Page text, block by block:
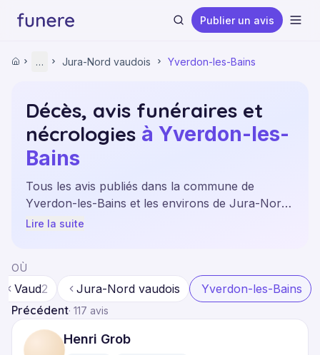
Publier un avis
Accueil
Jura-Nord vaudois
Yverdon-les-Bains
Accueil
… Jura-Nord vaudois Yverdon-les-Bains
Décès, avis funéraires et
nécrologies à Yverdon-les-
Bains
Tous les avis publiés dans la commune de
Yverdon-les-Bains et les environs de Jura-Nord
vaudois. Informations mises à jour depuis les
Lire la suite
OÙ
Vaud2 Jura-Nord vaudois
Yverdon-les-Bains
Précédent· 117 avis
Henri Grob